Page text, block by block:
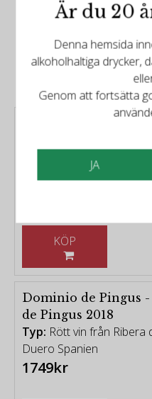
Rött vin från Ribera
Dominio de Pingus
de Pingus 2018
Typ: Rött vin från Ribera
Duero Spanien
1749kr
Är du 20
Denna hemsida
alkoholhaltiga drycker,
Genom att fortsätta
JA